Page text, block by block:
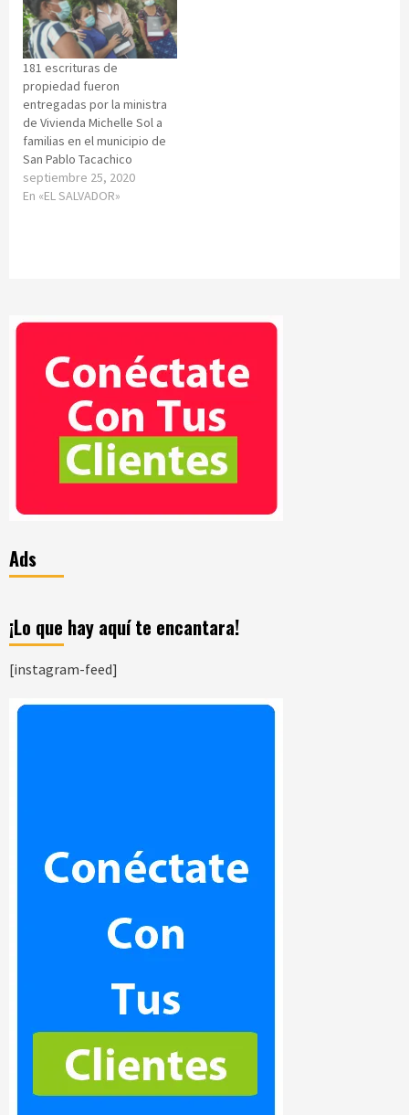
181 escrituras de
propiedad fueron
entregadas por la ministra
de Vivienda Michelle Sol a
familias en el municipio de
San Pablo Tacachico
septiembre 25, 2020
En «EL SALVADOR»
Ads
¡Lo que hay aquí te encantara!
[instagram-feed]